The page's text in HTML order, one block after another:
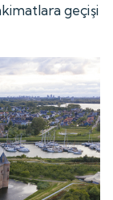
geçişi